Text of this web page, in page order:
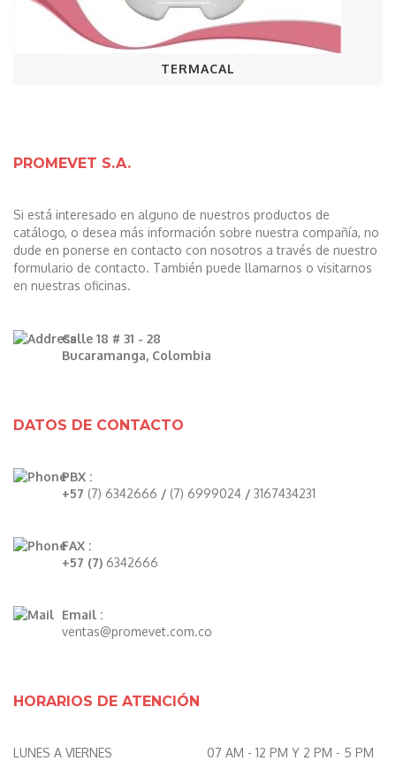
TERMACAL
PROMEVET S.A.
Si está interesado en alguno de nuestros productos de
catálogo, o desea más información sobre nuestra compañía, no
dude en ponerse en contacto con nosotros a través de nuestro
formulario de contacto. También puede llamarnos o visitarnos
en nuestras oficinas.
Calle 18 # 31 - 28
Bucaramanga, Colombia
DATOS DE CONTACTO
PBX :
+57 (7) 6342666 / (7) 6999024 / 3167434231
FAX :
+57 (7) 6342666
Email :
ventas@promevet.com.co
HORARIOS DE ATENCIÓN
LUNES A VIERNES 07 AM - 12 PM Y 2 PM - 5 PM